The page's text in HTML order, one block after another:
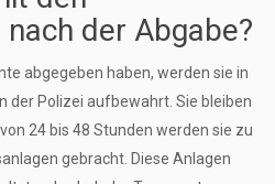
der Abgabe?
abgegeben haben, werden sie in
der Polizei aufbewahrt. Sie bleiben
24 bis 48 Stunden werden sie zu
gebracht. Diese Anlagen